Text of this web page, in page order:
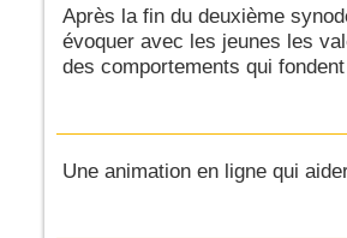
Après la fin du deuxième
évoquer avec les jeunes les
des comportements qui
Une animation en ligne qui